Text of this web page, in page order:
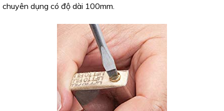
chuyên dụng có độ dài 100mm.